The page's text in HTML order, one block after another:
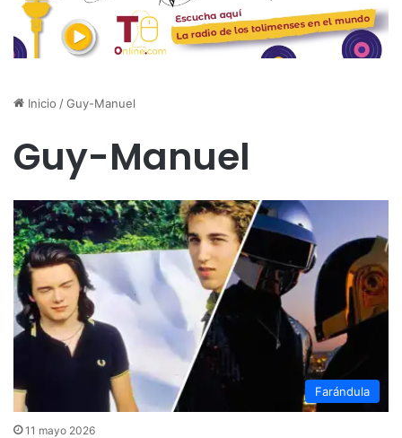
Inicio /Guy-Manuel
Guy-Manuel
Farándula
11 mayo 2026